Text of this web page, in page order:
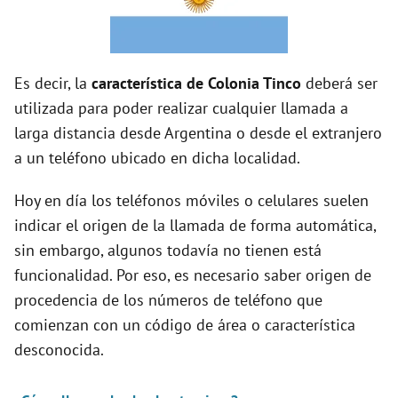
o
Es decir, la característica de Colonia Tinco deberá ser
utilizada para poder realizar cualquier llamada a
larga distancia desde Argentina o desde el extranjero
a un teléfono ubicado en dicha localidad.
Hoy en día los teléfonos móviles o celulares suelen
indicar el origen de la llamada de forma automática,
sin embargo, algunos todavía no tienen está
funcionalidad. Por eso, es necesario saber origen de
procedencia de los números de teléfono que
comienzan con un código de área o característica
desconocida.